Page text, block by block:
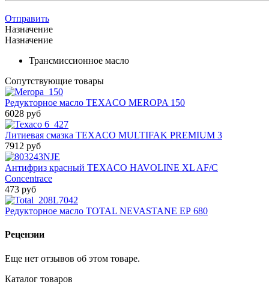
Отправить
Назначение
Назначение
Трансмиссионное масло
Сопутствующие товары
Редукторное масло TEXACO MEROPA 150
6028 руб
Литиевая смазка TEXACO MULTIFAK PREMIUM 3
7912 руб
Антифриз красный TEXACO HAVOLINE XL AF/C
Concentrace
473 руб
Редукторное масло TOTAL NEVASTANE ЕР 680
Рецензии
Еще нет отзывов об этом товаре.
Каталог товаров